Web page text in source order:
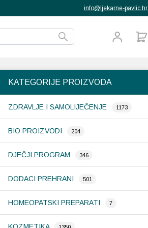
info@ljekarne-pavlic.hr
KATEGORIJE PROIZVODA
ZDRAVLJE I SAMOLIJEČENJE 1173
BIO PROIZVODI 204
DJEČJI PROGRAM 346
DODACI PREHRANI 501
HOMEOPATSKI PREPARATI 7